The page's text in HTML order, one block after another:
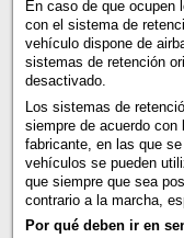
En caso de que ocupen
con el sistema de
vehículo dispone de
sistemas de retención
desactivado.
Los sistemas de
siempre de acuerdo
fabricante, en las que
vehículos se pueden
que siempre que sea
contrario a la marcha,
Por qué deben ir en